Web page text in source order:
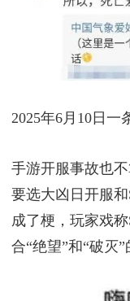
2025年6月10日一
手游开服事故也
要选大凶日开服
成了梗，玩家戏
合“绝望”和“破灭”